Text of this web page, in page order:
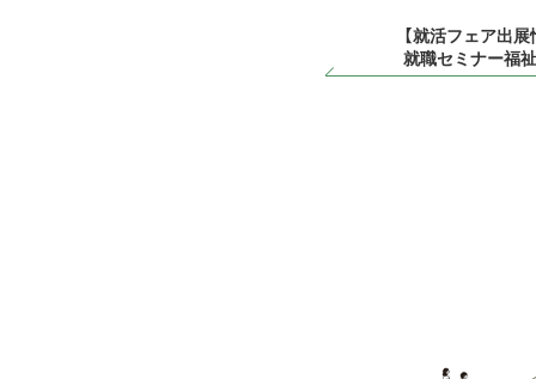
【就活フェア出
就職セミナー福